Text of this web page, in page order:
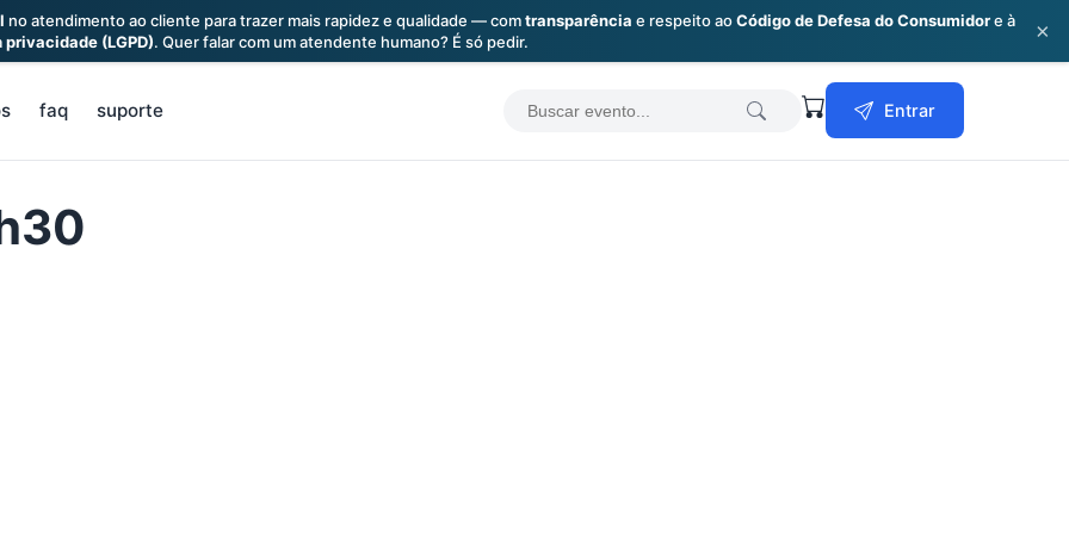
no atendimento ao cliente para trazer mais rapidez e qualidade — comtransparência e respeito aoCódigo de Defesa do Consumidore à
privacidade (LGPD). Quer falar com um atendente humano? É só pedir. ×
faq suporte
Search
Entrar